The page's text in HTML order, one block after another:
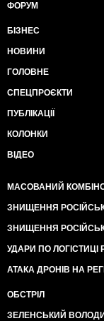
ФОРУМ
БІЗНЕС
НОВИНИ
ГОЛОВНЕ
СПЕЦПРОЄКТИ
ПУБЛІКАЦІЇ
КОЛОНКИ
ВІДЕО
МАСОВАНИЙ
ЗНИЩЕННЯ
ЗНИЩЕННЯ
УДАРИ ПО ЛОГІСТИЦІ
АТАКА ДРОНІВ НА
ОБСТРІЛ
ЗЕЛЕНСЬКИЙ